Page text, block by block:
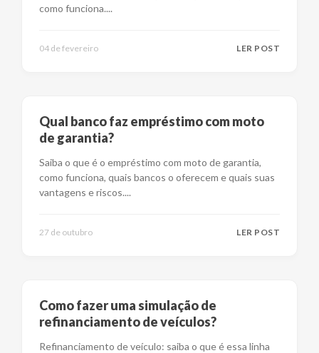
como funciona....
04 de fevereiro LER POST
Qual banco faz empréstimo com moto
de garantia?
Saiba o que é o empréstimo com moto de garantia,
como funciona, quais bancos o oferecem e quais suas
vantagens e riscos....
27 de outubro LER POST
Como fazer uma simulação de
refinanciamento de veículos?
Refinanciamento de veículo: saiba o que é essa linha